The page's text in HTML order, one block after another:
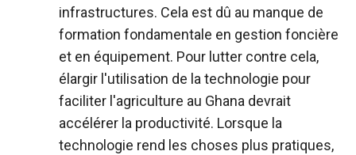
infrastructures. Cela est dû au manque de
formation fondamentale en gestion foncière
et en équipement. Pour lutter contre cela,
élargir l'utilisation de la technologie pour
faciliter l'agriculture au Ghana devrait
accélérer la productivité. Lorsque la
technologie rend les choses plus pratiques,